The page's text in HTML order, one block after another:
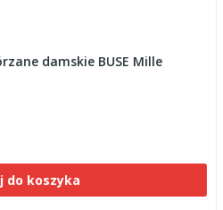
damskie BUSE Mille
do koszyka